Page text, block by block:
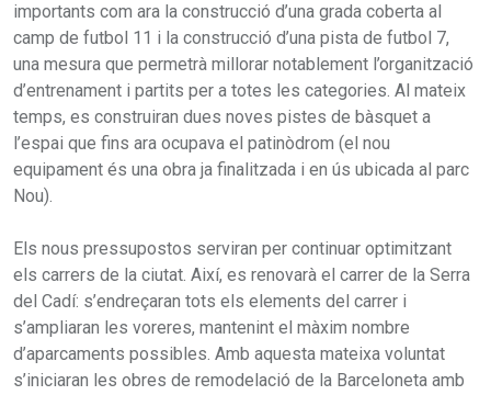
importants com ara la construcció d’una grada coberta al
camp de futbol 11 i la construcció d’una pista de futbol 7,
una mesura que permetrà millorar notablement l’organització
d’entrenament i partits per a totes les categories. Al mateix
temps, es construiran dues noves pistes de bàsquet a
l’espai que fins ara ocupava el patinòdrom (el nou
equipament és una obra ja finalitzada i en ús ubicada al parc
Nou).
Els nous pressupostos serviran per continuar optimitzant
els carrers de la ciutat. Així, es renovarà el carrer de la Serra
del Cadí: s’endreçaran tots els elements del carrer i
s’ampliaran les voreres, mantenint el màxim nombre
d’aparcaments possibles. Amb aquesta mateixa voluntat
s’iniciaran les obres de remodelació de la Barceloneta amb